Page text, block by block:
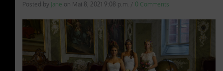
Posted by Jane on Mai 8, 2021 9:08 p.m. / 0 Comments